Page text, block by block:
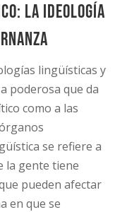
La ideología
lingüísticas y
poderosa que da
como a las
se refiere a
la gente tiene
pueden afectar
en que se